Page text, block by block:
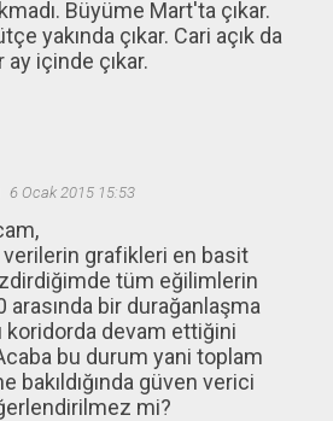
Büyüme Mart'ta çıkar.
yakında çıkar. Cari açık da
ay içinde çıkar.
6 Ocak 2015 15:53
verilerin grafikleri en basit
tüm eğilimlerin
arasında bir durağanlaşma
koridorda devam ettiğini
bu durum yani toplam
bakıldığında güven verici
mi?